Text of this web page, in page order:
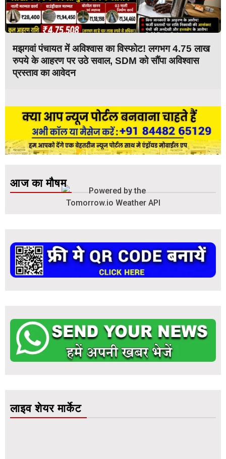
मझगवां पंचायत में अविश्वास का विस्फोट! लगभग 4.75 लाख
रुपये के आहरण पर उठे सवाल, SDM को सौंपा अविश्वास
प्रस्ताव का आवेदन
आज का मौषम
लाइव शेयर मार्केट